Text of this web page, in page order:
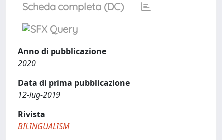
Scheda completa (DC)
Anno di pubblicazione
2020
Data di prima pubblicazione
12-lug-2019
Rivista
BILINGUALISM